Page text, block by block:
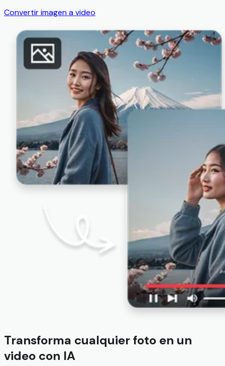
Convertir imagen a video
Transforma cualquier foto en un
video con IA